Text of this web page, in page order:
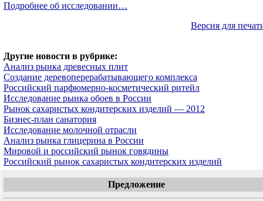
Подробнее об исследовании…
Версия для
Другие новости в рубрике:
Анализ рынка древесных плит
Создание деревоперерабатывающего комплекса
Российский парфюмерно-косметический ритейл
Исследование рынка обоев в России
Рынок сахаристых кондитерских изделий — 2012
Бизнес-план санатория
Исследование молочной отрасли
Анализ рынка глицерина в России
Мировой и российский рынок говядины
Российский рынок сахаристых кондитерских изделий
Предложение